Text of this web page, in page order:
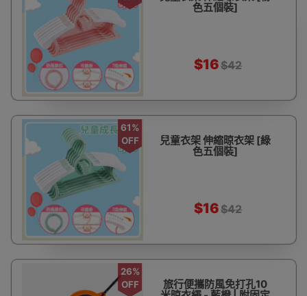
色五個裝]
$16$42
61%
OFF
兒童衣架 伸縮晾衣架 [綠
色五個裝]
$16$42
26%
OFF
旅行便攜防風免打孔10